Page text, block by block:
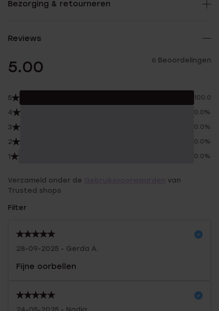
Bezorging & retourneren
Reviews
5.00 6 Beoordelingen
5 100.0%
4 0.0%
3 0.0%
2 0.0%
1 0.0%
Verzameld onder de
van
Trusted shops
Filter
28-09-2025 - Gerda A.
Fijne oorbellen